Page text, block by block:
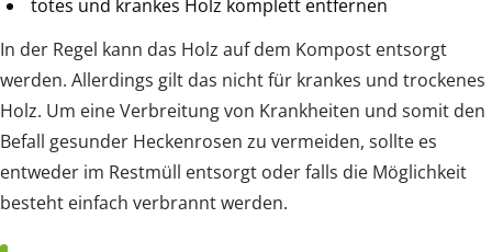
totes und krankes Holz komplett entfernen
In der Regel kann das Holz auf dem Kompost entsorgt
werden. Allerdings gilt das nicht für krankes und trockenes
Holz. Um eine Verbreitung von Krankheiten und somit den
Befall gesunder Heckenrosen zu vermeiden, sollte es
entweder im Restmüll entsorgt oder falls die Möglichkeit
besteht einfach verbrannt werden.